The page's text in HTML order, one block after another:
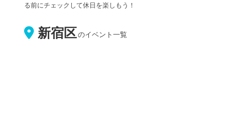
る前にチェックして休日を楽しもう！
新宿区のイベント一覧